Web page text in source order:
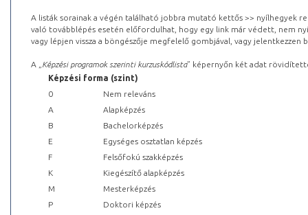
A listák sorainak a végén található jobbra mutató kettős >> nyílhegyek
való továbblépés esetén előfordulhat, hogy egy link már védett, nem
vagy lépjen vissza a böngészője megfelelő gombjával, vagy
A „ Képzési programok szerinti kurzuskódlista” képernyőn két adat
Képzési forma (szint)
0
Nem releváns
A
Alapképzés
B
Bachelorképzés
E
Egységes osztatlan képzés
F
Felsőfokú szakképzés
K
Kiegészítő alapképzés
M
Mesterképzés
P
Doktori képzés